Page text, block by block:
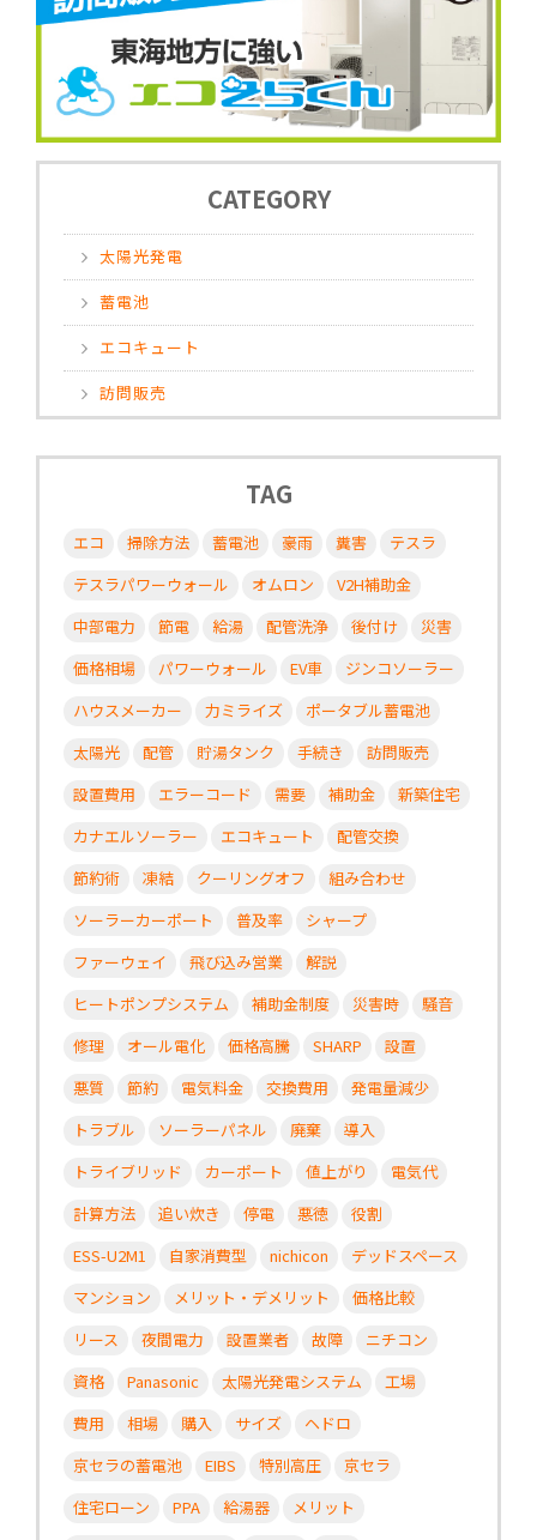
CATEGORY
太陽光発電
蓄電池
エコキュート
訪問販売
TAG
エコ 掃除方法 蓄電池 豪雨 糞害
テスラ
テスラパワーウォール
オムロン
V2H補助金
中部電力
節電 給湯 配管洗浄 後付け
災害
価格相場
パワーウォール EV車
ジンコソーラー
ハウスメーカー
力ミライズ
ポータブル蓄電池
太陽光
配管 貯湯タンク 手続き
訪問販売
設置費用
エラーコード 需要 補助金
新築住宅
カナエルソーラー
エコキュート
配管交換
節約術
凍結 クーリングオフ
組み合わせ
ソーラーカーポート
普及率
シャープ
ファーウェイ
飛び込み営業
解説
ヒートポンプシステム
補助金制度 災害時
騒音
修理
オール電化 価格高騰 SHARP
設置
悪質
節約 電気料金 交換費用
発電量減少
トラブル
ソーラーパネル 廃棄
導入
トライブリッド
カーポート 値上がり
電気代
計算方法
追い炊き 停電 悪徳
役割
ESS-U2M1
自家消費型 nichicon
デッドスペース
マンション
メリット・デメリット
価格比較
リース
夜間電力 設置業者 故障
ニチコン
資格
Panasonic 太陽光発電システム
工場
費用
相場 購入 サイズ
ヘドロ
京セラの蓄電池
EIBS 特別高圧
京セラ
住宅ローン
PPA 給湯器
メリット